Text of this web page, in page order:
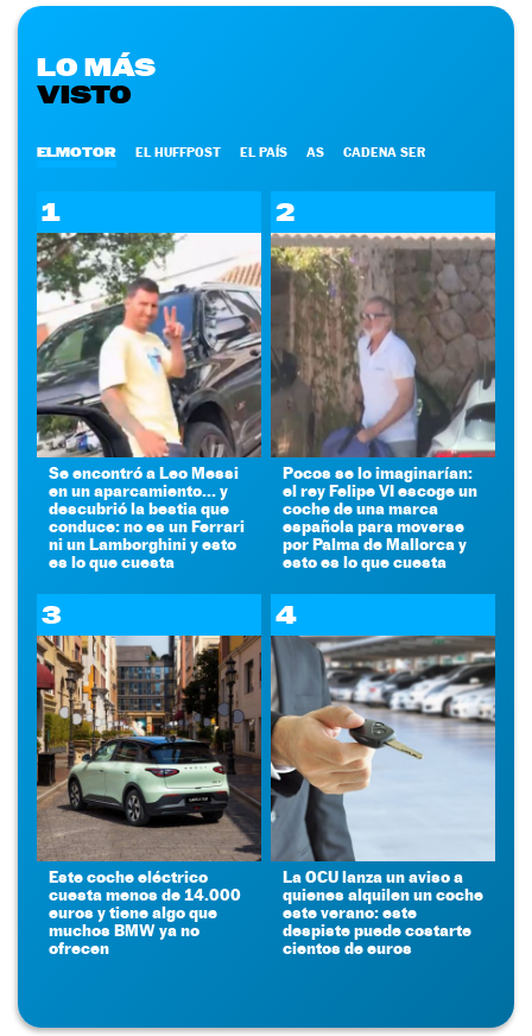
LO MÁS
VISTO
ELMOTOR EL HUFFPOST EL PAÍS AS CADENA SER
1
Se encontró a Leo Messi
en un aparcamiento... y
descubrió la bestia que
conduce: no es un Ferrari
ni un Lamborghini y esto
es lo que cuesta
2
Pocos se lo imaginarían:
el rey Felipe VI escoge un
coche de una marca
española para moverse
por Palma de Mallorca y
esto es lo que cuesta
3
Este coche eléctrico
cuesta menos de 14.000
euros y tiene algo que
muchos BMW ya no
ofrecen
4
La OCU lanza un aviso a
quienes alquilen un coche
este verano: este
despiste puede costarte
cientos de euros